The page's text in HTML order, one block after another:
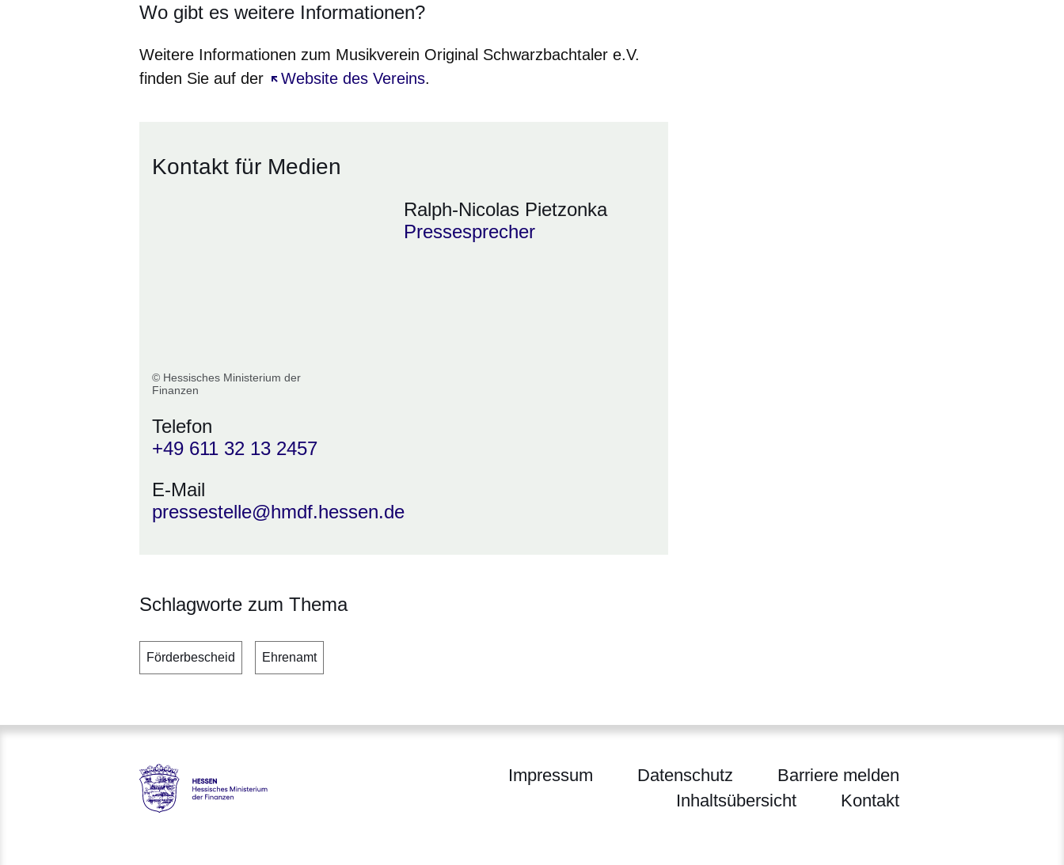
Wo gibt es weitere Informationen?
Weitere Informationen zum Musikverein Original Schwarzbachtaler e.V.
finden Sie auf der
Website des Vereins
Öffnet sich in einem neuen Fenster
.
Kontakt für Medien
© Hessisches Ministerium der
Finanzen
Ralph-Nicolas Pietzonka
Pressesprecher
Telefon
+49 611 32 13 2457
E-Mail
pressestelle@hmdf.hessen.de
Schlagworte zum Thema
Förderbescheid Ehrenamt
Hessen - Hessisches Ministerium der Finanzen
Impressum Datenschutz
Barriere melden
Inhaltsübersicht
Kontakt